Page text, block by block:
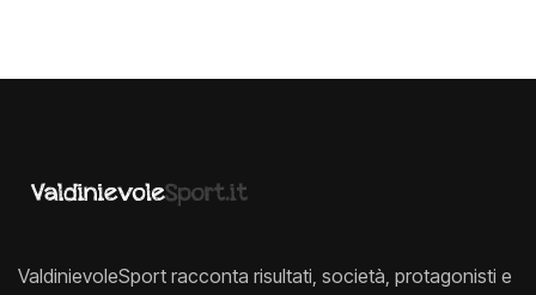
ValdinievoleSport racconta risultati, società, protagonisti e